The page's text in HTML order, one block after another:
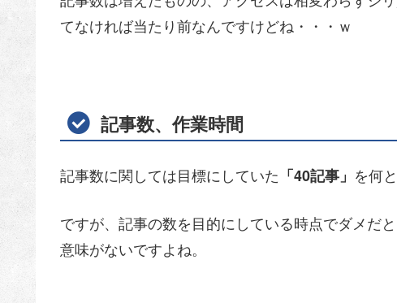
てなければ当たり前なんですけどね・・・ｗ
記事数、作業時間
記事数に関しては目標にしていた 「40記事」 を何
ですが、記事の数を目的にしている時点でダメだ
意味がないですよね。